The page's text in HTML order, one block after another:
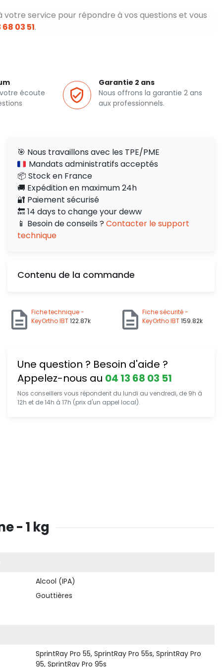
votre service pour répondre à vos questions et vous
68 03 51.
écoute
Garantie 2 ans
Nous offrons la garantie 2 ans
aux professionnels.
🎯 Nous travaillons avec les TPE/PME
Mandats administratifs acceptés
📦 Stock en France
🚚 Expédition en maximum 24h
🔐 Paiement sécurisé
🔙 14 days to change your deww
📱 Besoin de conseils ? Contacter le support
technique
Contenu de la commande
Fiche technique -
KeyOrtho IBT122.87k
Fiche sécurité -
KeyOrtho IBT159.82k
Une question ? Besoin d'aide ?
Appelez-nous au 04 13 68 03 51
Nos conseillers vous répondent du lundi au vendredi, de 9h à
12h et de 14h à 17h (prix d'un appel local).
- 1 kg
Alcool (IPA)
Gouttières
SprintRay Pro 55, SprintRay Pro 55s, SprintRay Pro
95, SprintRay Pro 95s